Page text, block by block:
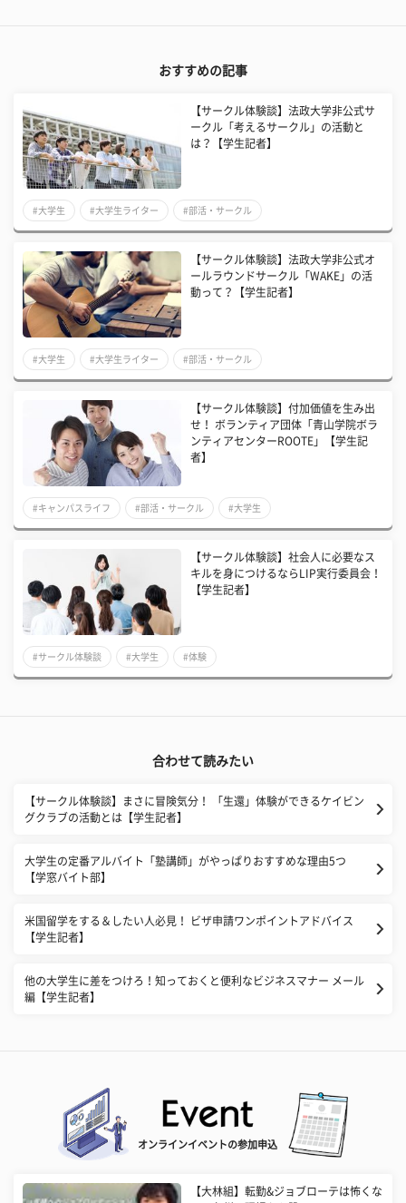
おすすめの記事
【サークル体験談】法政大学非公式サ
ークル「考えるサークル」の活動と
は？【学生記者】
#大学生 #大学生ライター #部活・サークル
【サークル体験談】法政大学非公式オ
ールラウンドサークル「WAKE」の活
動って？【学生記者】
#大学生 #大学生ライター #部活・サークル
【サークル体験談】付加価値を生み出
せ！ ボランティア団体「青山学院ボラ
ンティアセンターROOTE」【学生記
者】
#キャンパスライフ #部活・サークル #大学生
【サークル体験談】社会人に必要なス
キルを身につけるならLIP実行委員会！
【学生記者】
#サークル体験談 #大学生 #体験
合わせて読みたい
【サークル体験談】まさに冒険気分！ 「生還」体験ができるケイビン
グクラブの活動とは【学生記者】
大学生の定番アルバイト「塾講師」がやっぱりおすすめな理由5つ
【学窓バイト部】
米国留学をする＆したい人必見！ ビザ申請ワンポイントアドバイス
【学生記者】
他の大学生に差をつけろ！知っておくと便利なビジネスマナー メール
編【学生記者】
オンラインイベントの参加申込
【大林組】転勤&ジョブローテは怖くな